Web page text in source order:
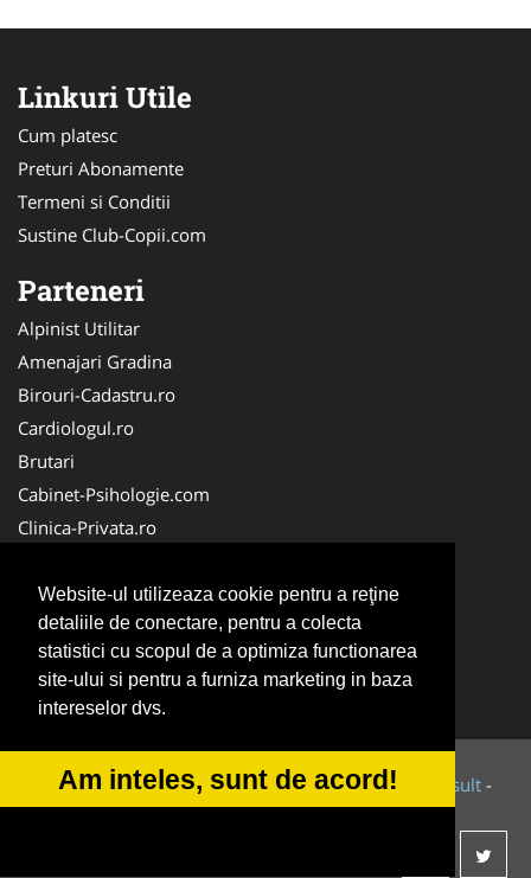
Website-ul utilizeaza cookie pentru a reţine
detaliile de conectare, pentru a colecta
statistici cu scopul de a optimiza functionarea
site-ului si pentru a furniza marketing in baza
intereselor dvs.
Am inteles, sunt de acord!
Linkuri Utile
Cum platesc
Preturi Abonamente
Termeni si Conditii
Sustine Club-Copii.com
Parteneri
Alpinist Utilitar
Amenajari Gradina
Birouri-Cadastru.ro
Cardiologul.ro
Brutari
Cabinet-Psihologie.com
Clinica-Privata.ro
Cabinet-Individual.ro
CentruInchirieri.ro
Echipamente Romania
MedicAcupunctura.ro
© 2014-2026 Powered byVilonMedia&Tokaido Consult -
ANPC SOL